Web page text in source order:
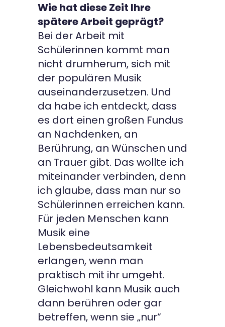
Wie hat diese Zeit Ihre
spätere Arbeit geprägt?
Bei der Arbeit mit
Schülerinnen kommt man
nicht drumherum, sich mit
der populären Musik
auseinanderzusetzen. Und
da habe ich entdeckt, dass
es dort einen großen Fundus
an Nachdenken, an
Berührung, an Wünschen und
an Trauer gibt. Das wollte ich
miteinander verbinden, denn
ich glaube, dass man nur so
Schülerinnen erreichen kann.
Für jeden Menschen kann
Musik eine
Lebensbedeutsamkeit
erlangen, wenn man
praktisch mit ihr umgeht.
Gleichwohl kann Musik auch
dann berühren oder gar
betreffen, wenn sie „nur“